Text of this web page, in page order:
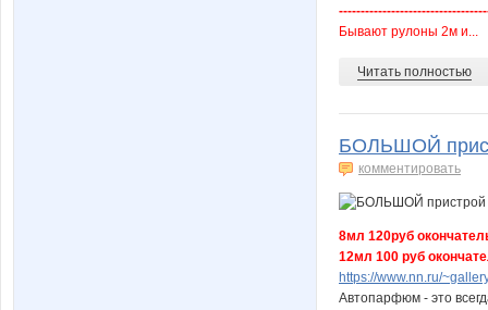
Бывают рулоны 2м и...
Читать полностью
БОЛЬШОЙ
комментировать
8мл 120руб
12мл 100 руб
https://www.nn.ru/
Автопарфюм - это